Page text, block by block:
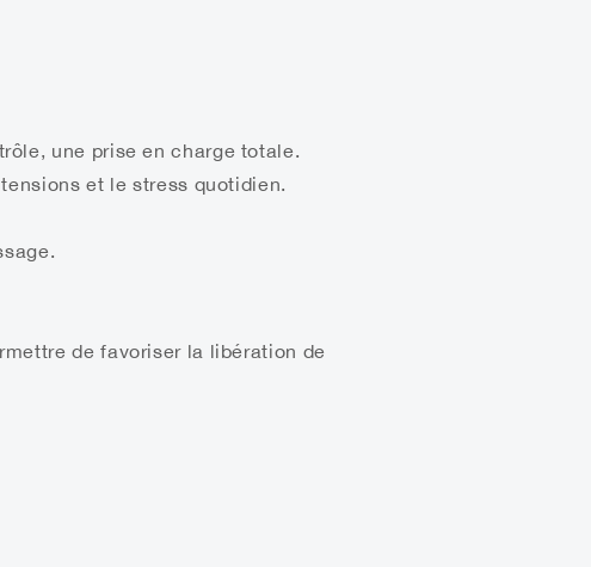
une prise en charge totale.
et le stress quotidien.
de favoriser la libération de